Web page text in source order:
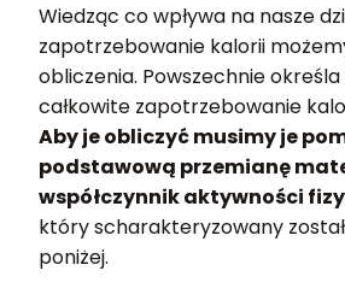
Wiedząc co wpływa na nasze
zapotrzebowanie kalorii
obliczenia. Powszechnie określa
całkowite zapotrzebowanie
Aby je obliczyć musimy je
podstawową przemianę
współczynnik aktywności
który scharakteryzowany
poniżej.